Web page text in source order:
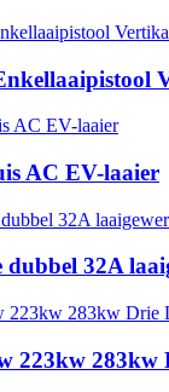
AC EV-laaier
dubbel 32A
223kw 283kw